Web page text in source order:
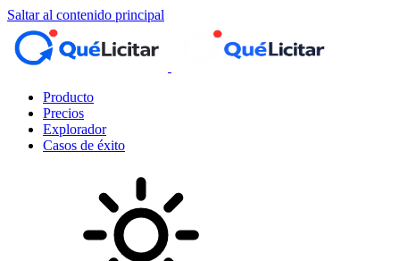
Saltar al contenido principal
Producto
Precios
Explorador
Casos de éxito